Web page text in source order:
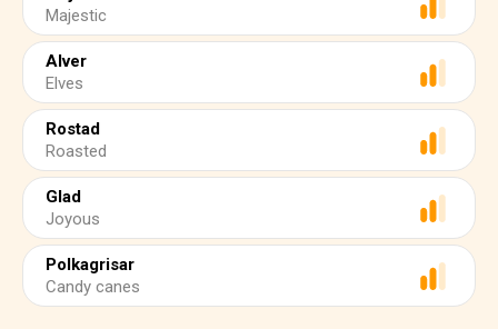
Majestic
Alver
Elves
Rostad
Roasted
Glad
Joyous
Polkagrisar
Candy canes